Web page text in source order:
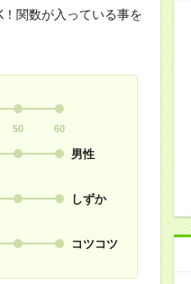
！関数が入っている事を
50 60
男性
しずか
コツコツ